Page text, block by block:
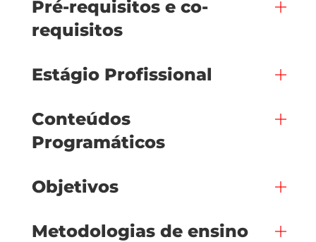
Pré-requisitos e co-
requisitos
Estágio Profissional
Conteúdos
Programáticos
Objetivos
Metodologias de ensino